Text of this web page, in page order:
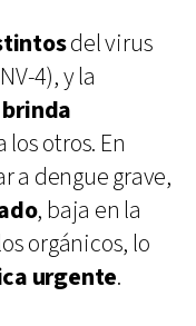
del virus
4), y la
los otros. En
a dengue grave,
, baja en la
orgánicos, lo
urgente.